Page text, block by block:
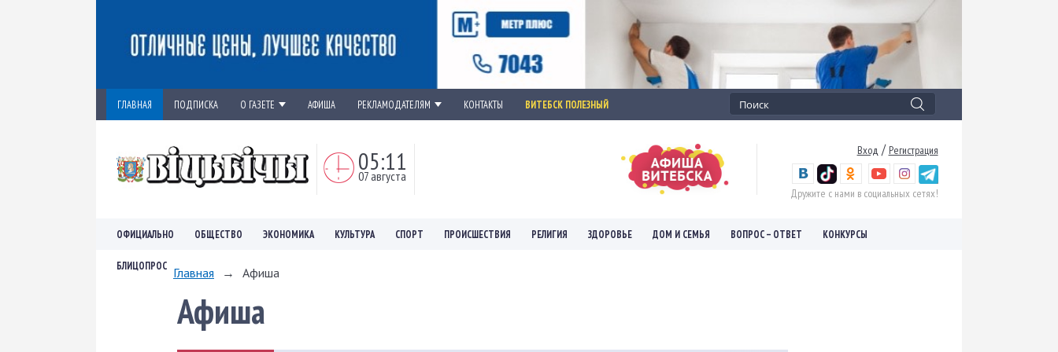
ГЛАВНАЯ ПОДПИСКА О ГАЗЕТЕ АФИША РЕКЛАМОДАТЕЛЯМ КОНТАКТЫ ВИТЕБСК ПОЛЕЗНЫЙ
05:11
07 августа
Вход / Регистрация
Дружите с нами в социальных сетях!
ОФИЦИАЛЬНО ОБЩЕСТВО ЭКОНОМИКА КУЛЬТУРА СПОРТ ПРОИСШЕСТВИЯ РЕЛИГИЯ ЗДОРОВЬЕ ДОМ И СЕМЬЯ ВОПРОС – ОТВЕТ КОНКУРСЫ
БЛИЦОПРОС Главная → Афиша
Афиша